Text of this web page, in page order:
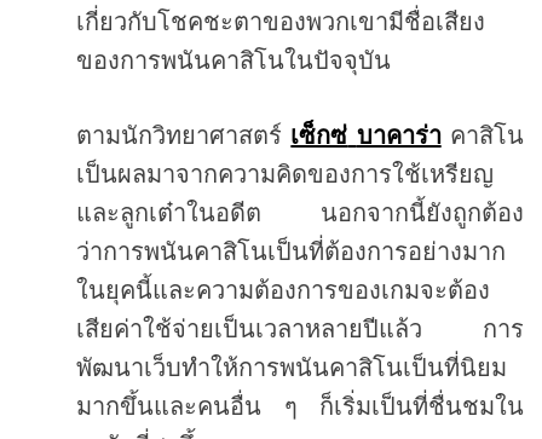
เกี่ยวกับโชคชะตาของพวกเขามีชื่อเสียง
ของการพนันคาสิโนในปัจจุบัน
ตามนักวิทยาศาสตร์ เซ็กซ่ บาคาร่า คาสิโน
เป็นผลมาจากความคิดของการใช้เหรียญ
และลูกเต๋าในอดีต
นอกจากนี้ยังถูกต้อง
ว่าการพนันคาสิโนเป็นที่ต้องการอย่างมาก
ในยุคนี้และความต้องการของเกมจะต้อง
เสียค่าใช้จ่ายเป็นเวลาหลายปีแล้ว
การ
พัฒนาเว็บทำให้การพนันคาสิโนเป็นที่นิยม
มากขึ้นและคนอื่น
ๆ
ก็เริ่มเป็นที่ชื่นชมใน